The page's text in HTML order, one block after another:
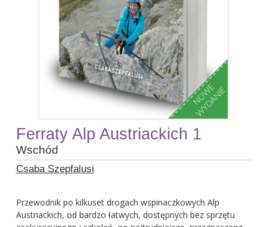
Ferraty Alp Austriackich 1
Wschód
Csaba Szepfalusi
Przewodnik po kilkuset drogach wspinaczkowych Alp
Austriackich, od bardzo łatwych, dostępnych bez sprzętu